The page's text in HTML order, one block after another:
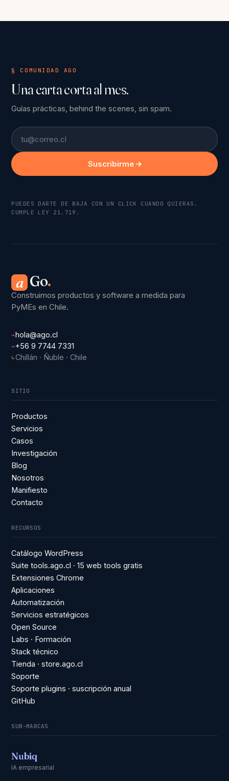
§ COMUNIDAD AGO
Una carta corta al mes.
Guías prácticas, behind the scenes, sin spam.
Email
Suscribirme
PUEDES DARTE DE BAJA CON UN CLICK CUANDO QUIERAS.
CUMPLE LEY 21.719.
a Go.
Construimos productos y software a medida para
PyMEs en Chile.
→hola@ago.cl
→ +56 9 7744 7331
↳Chillán · Ñuble · Chile
SITIO
Productos
Servicios
Casos
Investigación
Blog
Nosotros
Manifiesto
Contacto
RECURSOS
Catálogo WordPress
Suite tools.ago.cl · 15 web tools gratis
Extensiones Chrome
Aplicaciones
Automatización
Servicios estratégicos
Open Source
Labs · Formación
Stack técnico
Tienda · store.ago.cl
Soporte
Soporte plugins · suscripción anual
GitHub
SUB-MARCAS
Nubiq
IA empresarial